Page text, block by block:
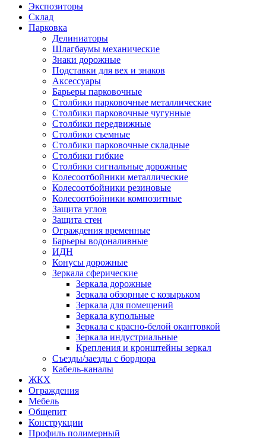
Экспозиторы
Склад
Парковка
Делиниаторы
Шлагбаумы механические
Знаки дорожные
Подставки для вех и знаков
Аксессуары
Барьеры парковочные
Столбики парковочные металлические
Столбики парковочные чугунные
Столбики передвижные
Столбики съемные
Столбики парковочные складные
Столбики гибкие
Столбики сигнальные дорожные
Колесоотбойники металлические
Колесоотбойники резиновые
Колесоотбойники композитные
Защита углов
Защита стен
Ограждения временные
Барьеры водоналивные
ИДН
Конусы дорожные
Зеркала сферические
Зеркала дорожные
Зеркала обзорные с козырьком
Зеркала для помещений
Зеркала купольные
Зеркала с красно-белой окантовкой
Зеркала индустриальные
Крепления и кронштейны зеркал
Съезды/заезды с бордюра
Кабель-каналы
ЖКХ
Ограждения
Мебель
Общепит
Конструкции
Профиль полимерный